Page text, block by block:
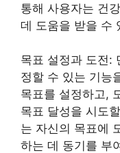
통해 사용자는 건
데 도움을 받을 수
목표 설정과 도전:
정할 수 있는 기능
목표를 설정하고,
목표 달성을 시도
는 자신의 목표에
하는 데 동기를 부